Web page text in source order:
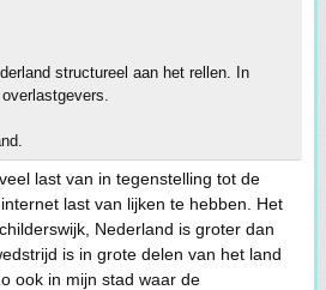
structureel aan het rellen. In
last van in tegenstelling tot de
last van lijken te hebben. Het
Nederland is groter dan
is in grote delen van het land
ook in mijn stad waar de